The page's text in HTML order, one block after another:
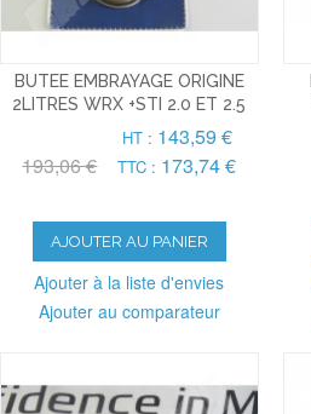
BUTEE EMBRAYAGE ORIGINE
2LITRES WRX +STI 2.0 ET 2.5
193,06 €
HT : 143,59 €
TTC : 173,74 €
AJOUTER AU PANIER
Ajouter à la liste d'envies
Ajouter au comparateur